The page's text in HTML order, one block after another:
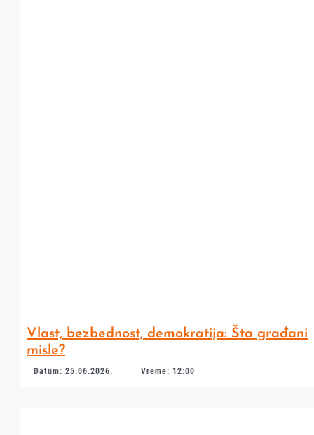
Vlast, bezbednost, demokratija: Šta građani
misle?
Datum: 25.06.2026. Vreme: 12:00